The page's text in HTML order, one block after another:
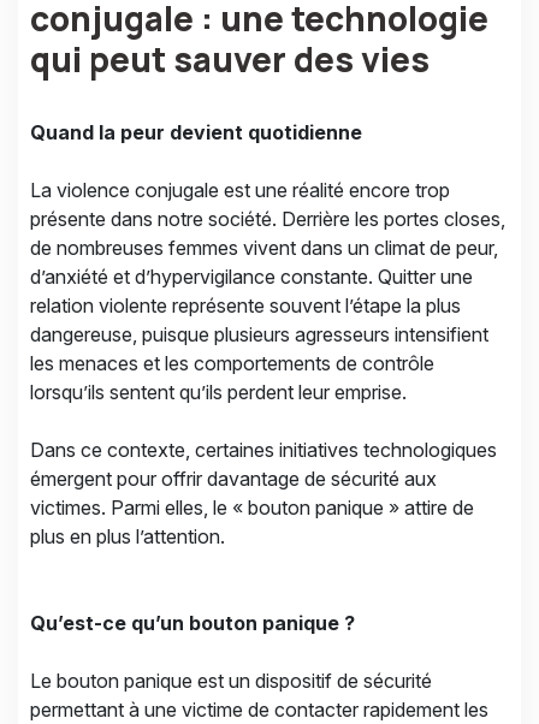
conjugale : une technologie
qui peut sauver des vies
Quand la peur devient quotidienne
La violence conjugale est une réalité encore trop
présente dans notre société. Derrière les portes closes,
de nombreuses femmes vivent dans un climat de peur,
d’anxiété et d’hypervigilance constante. Quitter une
relation violente représente souvent l’étape la plus
dangereuse, puisque plusieurs agresseurs intensifient
les menaces et les comportements de contrôle
lorsqu’ils sentent qu’ils perdent leur emprise.
Dans ce contexte, certaines initiatives technologiques
émergent pour offrir davantage de sécurité aux
victimes. Parmi elles, le « bouton panique » attire de
plus en plus l’attention.
Qu’est-ce qu’un bouton panique ?
Le bouton panique est un dispositif de sécurité
permettant à une victime de contacter rapidement les